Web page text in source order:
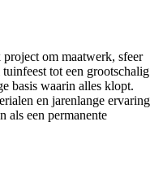
project om maatwerk, sfeer
tot een grootschalig
basis waarin alles klopt.
en jarenlange ervaring
als een permanente